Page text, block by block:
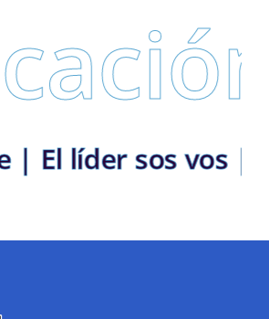
| El líder sos